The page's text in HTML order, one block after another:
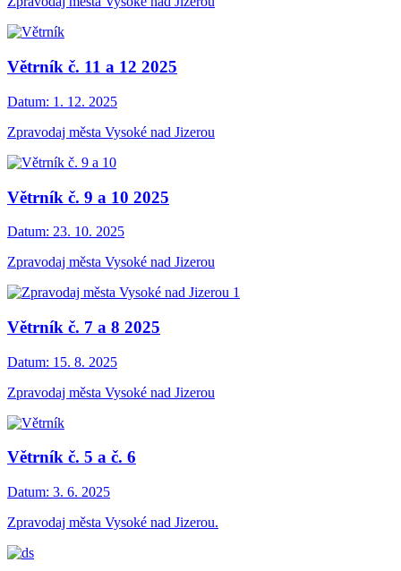
Větrník č. 11 a 12 2025
Datum: 1. 12. 2025
Zpravodaj města Vysoké nad Jizerou
Větrník č. 9 a 10 2025
Datum: 23. 10. 2025
Zpravodaj města Vysoké nad Jizerou
Větrník č. 7 a 8 2025
Datum: 15. 8. 2025
Zpravodaj města Vysoké nad Jizerou
Větrník č. 5 a č. 6
Datum: 3. 6. 2025
Zpravodaj města Vysoké nad Jizerou.